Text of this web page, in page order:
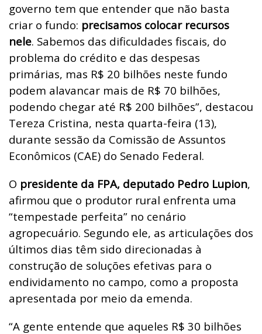
governo tem que entender que não basta
criar o fundo: precisamos colocar recursos
nele. Sabemos das dificuldades fiscais, do
problema do crédito e das despesas
primárias, mas R$ 20 bilhões neste fundo
podem alavancar mais de R$ 70 bilhões,
podendo chegar até R$ 200 bilhões”, destacou
Tereza Cristina, nesta quarta-feira (13),
durante sessão da Comissão de Assuntos
Econômicos (CAE) do Senado Federal.
O presidente da FPA, deputado Pedro Lupion,
afirmou que o produtor rural enfrenta uma
“tempestade perfeita” no cenário
agropecuário. Segundo ele, as articulações dos
últimos dias têm sido direcionadas à
construção de soluções efetivas para o
endividamento no campo, como a proposta
apresentada por meio da emenda.
“A gente entende que aqueles R$ 30 bilhões